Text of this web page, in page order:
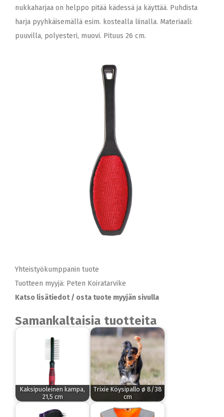
nukkaharjaa on helppo pitää kädessä ja käyttää. Puhdista
harja pyyhkäisemällä esim. kostealla liinalla. Materiaali:
puuvilla, polyesteri, muovi. Pituus 26 cm.
Yhteistyökumppanin tuote
Tuotteen myyjä: Peten Koiratarvike
Katso lisätiedot / osta tuote myyjän sivulla
Samankaltaisia tuotteita
Kaksipuoleinen kampa,
21,5 cm
Trixie Köysipallo ø 8/38
cm